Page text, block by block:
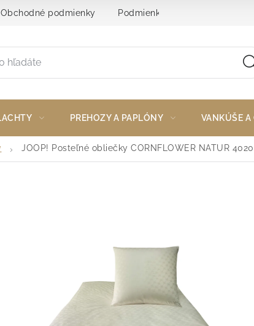
Obchodné podmienky Podmienky ochrany osobných
PREHOZY A PAPLÓNY VANKÚŠE A
JOOP! Posteľné obliečky CORNFLOWER NATUR